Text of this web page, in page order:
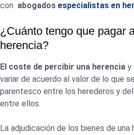
con abogados especialistas en
¿Cuánto tengo que pagar
herencia?
El coste de percibir una herencia y
variar de acuerdo al valor de lo que
parentesco entre los herederos y
entre ellos.
La adjudicación de los bienes de una